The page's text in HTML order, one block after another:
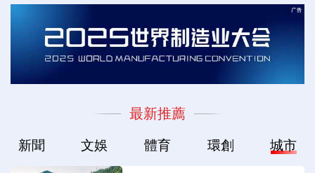
最新推薦
新聞 文娛 體育 環創 城市